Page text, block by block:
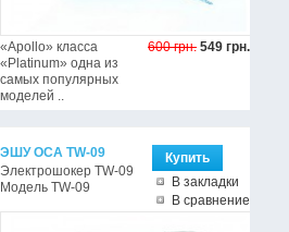
600 грн. 549 грн.
«Apollo» класса
«Platinum» одна из
самых популярных
моделей ..
В закладки
В сравнение
ЭШУ ОСА TW-09
Электрошокер TW-09
Модель TW-09